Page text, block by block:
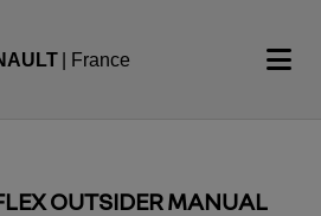
| France
OUTSIDER MANUAL